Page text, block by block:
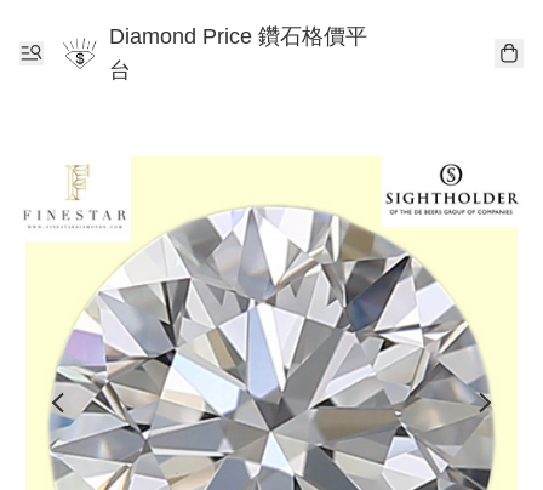
Diamond Price 鑽石格價平
台